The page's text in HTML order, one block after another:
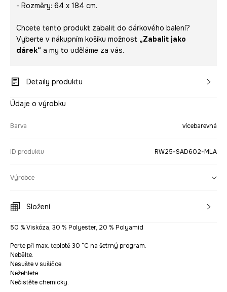
- Rozměry: 64 x 184 cm.
Chcete tento produkt zabalit do dárkového balení?
Vyberte v nákupním košíku možnost „Zabalit jako
dárek“ a my to uděláme za vás.
Detaily produktu
Údaje o výrobku
Barva vícebarevná
ID produktu RW25-SAD602-MLA
Výrobce
Složení
50 % Viskóza, 30 % Polyester, 20 % Polyamid
Perte při max. teplotě 30 °C na šetrný program.
Nebělte.
Nesušte v sušičce.
Nežehlete.
Nečistěte chemicky.